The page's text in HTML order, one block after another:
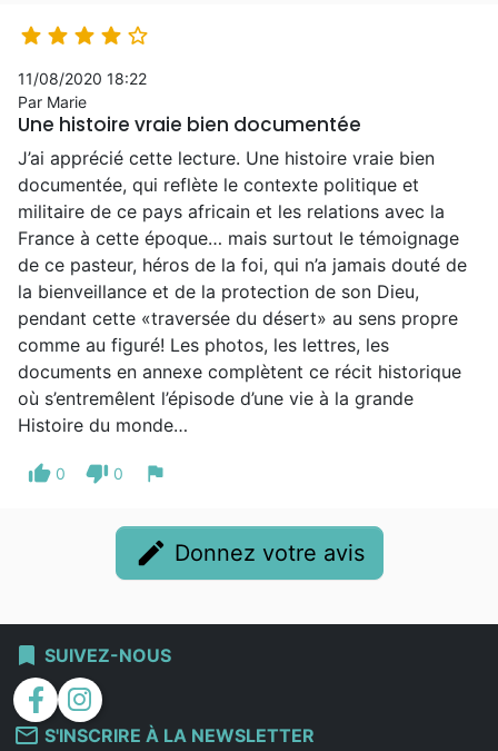
    
11/08/2020 18:22
Par Marie
Une histoire vraie bien documentée
J’ai apprécié cette lecture. Une histoire vraie bien
documentée, qui reflète le contexte politique et
militaire de ce pays africain et les relations avec la
France à cette époque… mais surtout le témoignage
de ce pasteur, héros de la foi, qui n’a jamais douté de
la bienveillance et de la protection de son Dieu,
pendant cette «traversée du désert» au sens propre
comme au figuré! Les photos, les lettres, les
documents en annexe complètent ce récit historique
où s’entremêlent l’épisode d’une vie à la grande
Histoire du monde…
thumb_up 0 thumb_down 0 flag
edit Donnez votre avis
bookmark SUIVEZ-NOUS
facebook
instagram
mail_outline S'INSCRIRE À LA NEWSLETTER